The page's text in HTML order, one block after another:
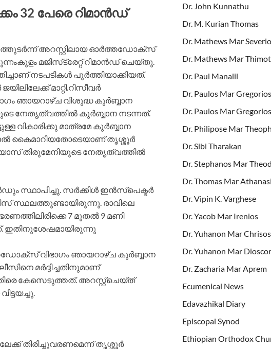
32 പേരെ റിമാന്‍ഡ്
അറസ്റ്റിലായ ഓര്‍ത്തഡോക്‌സ്
മജിസ്‌ട്രേറ്റ് റിമാന്‍ഡ് ചെയ്തു.
നടപടികള്‍ പൂര്‍ത്തിയാക്കിയത്.
മാറ്റി.റിസീവര്‍
ഞായറാഴ്ച വിശുദ്ധ കുര്‍ബ്ബാന
നേതൃത്വത്തില്‍ കുര്‍ബ്ബാന നടന്നത്.
വികാരിക്കു മാത്രമേ കുര്‍ബ്ബാന
കൈമാറിയതോടെയാണ് തൃശ്ശൂര്‍
തിരുമേനിയുടെ നേതൃത്വത്തില്‍
സ്ഥാപിച്ചു. സര്‍ക്കിള്‍ ഇന്‍സ്‌പെക്ടര്‍
സ്ഥലത്തുണ്ടായിരുന്നു. രാവിലെ
7 മുതല്‍ 9 മണി
ഇതിനുശേഷമായിരുന്നു
വിഭാഗം ഞായറാഴ്ച കുര്‍ബ്ബാന
മര്‍ദ്ദിച്ചതിനുമാണ്
കേസെടുത്തത്. അറസ്റ്റ്‌ചെയ്ത്
തിരിച്ചുവരണമെന്ന് തൃശ്ശൂര്‍
Dr. John Kunnathu
Dr. M. Kurian Thomas
Dr. Mathews Mar
Dr. Mathews Mar
Dr. Paul Manalil
Dr. Paulos Mar Gregorios
Dr. Paulos Mar
Dr. Philipose Mar
Dr. Sibi Tharakan
Dr. Stephanos Mar
Dr. Thomas Mar
Dr. Vipin K. Varghese
Dr. Yacob Mar Irenios
Dr. Yuhanon Mar
Dr. Yuhanon Mar
Dr. Zacharia Mar Aprem
Ecumenical News
Edavazhikal Diary
Episcopal Synod
Ethiopian Orthodox